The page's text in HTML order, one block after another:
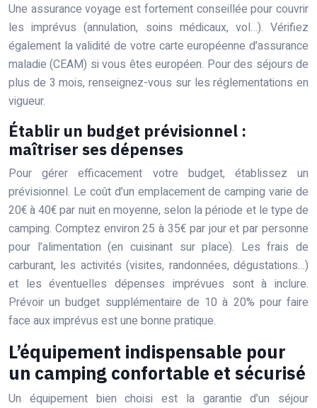
Une assurance voyage est fortement conseillée pour couvrir
les imprévus (annulation, soins médicaux, vol…). Vérifiez
également la validité de votre carte européenne d’assurance
maladie (CEAM) si vous êtes européen. Pour des séjours de
plus de 3 mois, renseignez-vous sur les réglementations en
vigueur.
Établir un budget prévisionnel :
maîtriser ses dépenses
Pour gérer efficacement votre budget, établissez un
prévisionnel. Le coût d’un emplacement de camping varie de
20€ à 40€ par nuit en moyenne, selon la période et le type de
camping. Comptez environ 25 à 35€ par jour et par personne
pour l’alimentation (en cuisinant sur place). Les frais de
carburant, les activités (visites, randonnées, dégustations…)
et les éventuelles dépenses imprévues sont à inclure.
Prévoir un budget supplémentaire de 10 à 20% pour faire
face aux imprévus est une bonne pratique.
L’équipement indispensable pour
un camping confortable et sécurisé
Un équipement bien choisi est la garantie d’un séjour